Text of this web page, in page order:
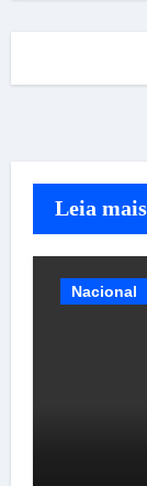
Leia mais
Nacional